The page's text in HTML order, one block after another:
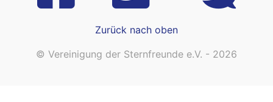
Zurück nach oben
© Vereinigung der Sternfreunde e.V. - 2026